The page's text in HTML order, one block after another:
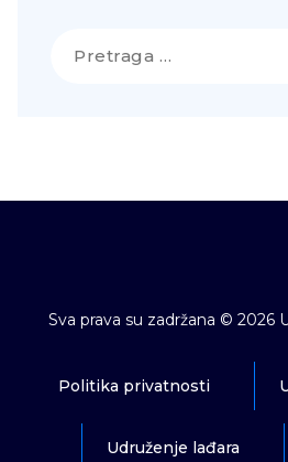
Sva prava su zadržana © 2026
Politika privatnosti
Udruženje lađara